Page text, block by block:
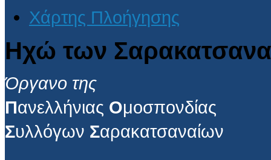
Χάρτης Πλοήγησης
Ηχώ των
Όργανο της
Πανελλήνιας Ομοσπονδίας
Συλλόγων Σαρακατσαναίων